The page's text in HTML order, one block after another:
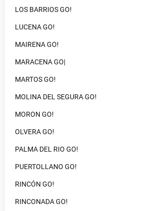
LOS BARRIOS GO!
LUCENA GO!
MAIRENA GO!
MARACENA GO|
MARTOS GO!
MOLINA DEL SEGURA GO!
MORON GO!
OLVERA GO!
PALMA DEL RIO GO!
PUERTOLLANO GO!
RINCÓN GO!
RINCONADA GO!